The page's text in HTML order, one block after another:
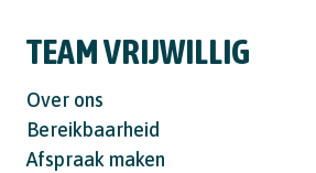
TEAM VRIJWILLIG
Over ons
Bereikbaarheid
Afspraak maken